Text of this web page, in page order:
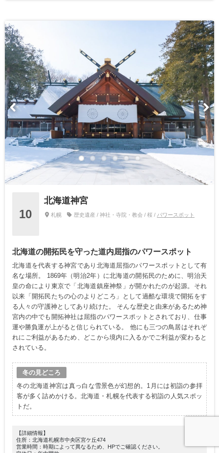
10
北海道神宮
札幌 歴史遺産 / 神社・寺院・教会 / 桜 / パワースポット
北海道の開拓民を守った道内屈指のパワースポット
北海道を代表する神宮であり北海道屈指のパワースポットとして有
名な場所。 1869年（明治2年）に北海道の開拓民のために、明治天
皇の命により東京で「北海道鎮座神祭」が開かれたのが起源。それ
以来「開拓民たちの心のよりどころ」として過酷な環境で開拓をす
る人々の守護神としてあり続けた。 そんな歴史と由来があるため神
宮内の中でも開拓神社は屈指のパワースポットとされており、仕事
運や勝負運が上がると信じられている。 他にも三つの鳥居はそれぞ
れにご利益があるため、どこから境内に入るかでご利益が変わると
されている。
冬の見どころ
冬の北海道神宮は真っ白な雪景色が幻想的。1月には初詣の参拝
客が多く詰めかける。北海道・札幌を代表する初詣の人気スポッ
トだ。
【詳細情報】
住所：北海道札幌市中央区宮ケ丘474
営業時間：時期によって異なるため、HPでご確認ください。